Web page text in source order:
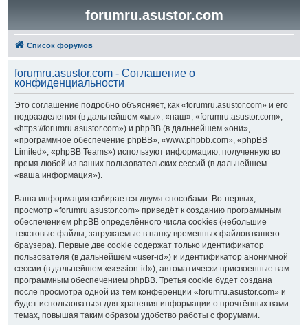
forumru.asustor.com
Список форумов
forumru.asustor.com - Соглашение о
конфиденциальности
Это соглашение подробно объясняет, как «forumru.asustor.com» и его
подразделения (в дальнейшем «мы», «наш», «forumru.asustor.com»,
«https://forumru.asustor.com») и phpBB (в дальнейшем «они»,
«программное обеспечение phpBB», «www.phpbb.com», «phpBB
Limited», «phpBB Teams») используют информацию, полученную во
время любой из ваших пользовательских сессий (в дальнейшем
«ваша информация»).
Ваша информация собирается двумя способами. Во-первых,
просмотр «forumru.asustor.com» приведёт к созданию программным
обеспечением phpBB определённого числа cookies (небольшие
текстовые файлы, загружаемые в папку временных файлов вашего
браузера). Первые две cookie содержат только идентификатор
пользователя (в дальнейшем «user-id») и идентификатор анонимной
сессии (в дальнейшем «session-id»), автоматически присвоенные вам
программным обеспечением phpBB. Третья cookie будет создана
после просмотра одной из тем конференции «forumru.asustor.com» и
будет использоваться для хранения информации о прочтённых вами
темах, повышая таким образом удобство работы с форумами.